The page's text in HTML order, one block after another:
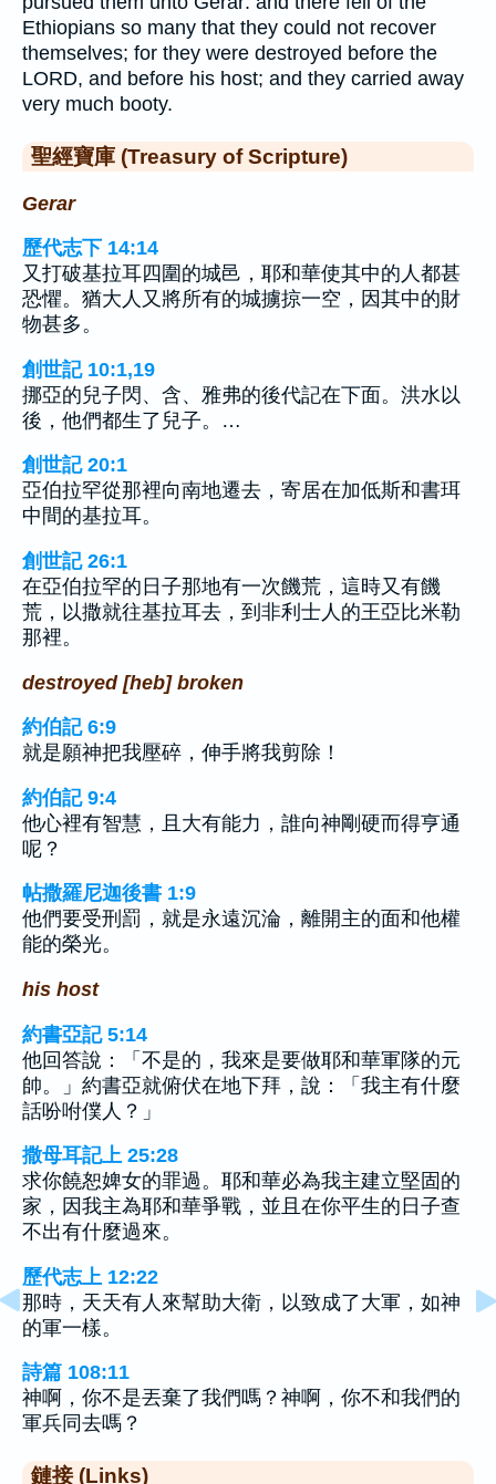
Ethiopians so many that they could not recover
themselves; for they were destroyed before the
LORD, and before his host; and they carried away
very much booty.
聖經寶庫 (Treasury of Scripture)
Gerar
歷代志下 14:14
又打破基拉耳四圍的城邑，耶和華使其中的人都甚
恐懼。猶大人又將所有的城擄掠一空，因其中的財
物甚多。
創世記 10:1,19
挪亞的兒子閃、含、雅弗的後代記在下面。洪水以
後，他們都生了兒子。…
創世記 20:1
亞伯拉罕從那裡向南地遷去，寄居在加低斯和書珥
中間的基拉耳。
創世記 26:1
在亞伯拉罕的日子那地有一次饑荒，這時又有饑
荒，以撒就往基拉耳去，到非利士人的王亞比米勒
那裡。
destroyed [heb] broken
約伯記 6:9
就是願神把我壓碎，伸手將我剪除！
約伯記 9:4
他心裡有智慧，且大有能力，誰向神剛硬而得亨通
呢？
帖撒羅尼迦後書 1:9
他們要受刑罰，就是永遠沉淪，離開主的面和他權
能的榮光。
his host
約書亞記 5:14
他回答說：「不是的，我來是要做耶和華軍隊的元
帥。」約書亞就俯伏在地下拜，說：「我主有什麼
話吩咐僕人？」
撒母耳記上 25:28
求你饒恕婢女的罪過。耶和華必為我主建立堅固的
家，因我主為耶和華爭戰，並且在你平生的日子查
不出有什麼過來。
歷代志上 12:22
那時，天天有人來幫助大衛，以致成了大軍，如神
的軍一樣。
詩篇 108:11
神啊，你不是丟棄了我們嗎？神啊，你不和我們的
軍兵同去嗎？
鏈接 (Links)